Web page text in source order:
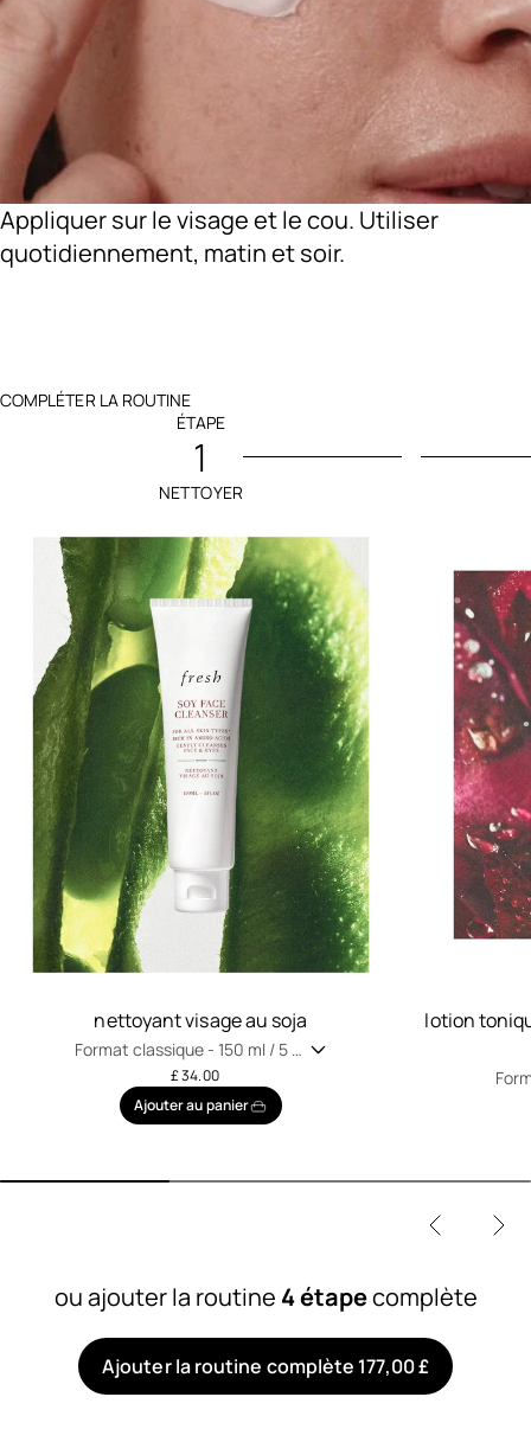
Appliquer sur le visage et le cou. Utiliser
quotidiennement, matin et soir.
COMPLÉTER LA ROUTINE
ÉTAPE
1
NETTOYER
nettoyant visage au soja
Format classique -150 ml / 5 fl
£ 34.00
Ajouter au panier
lotion
ou ajouter la routine 4 étapecomplète
Ajouter la routine complète 177,00 £